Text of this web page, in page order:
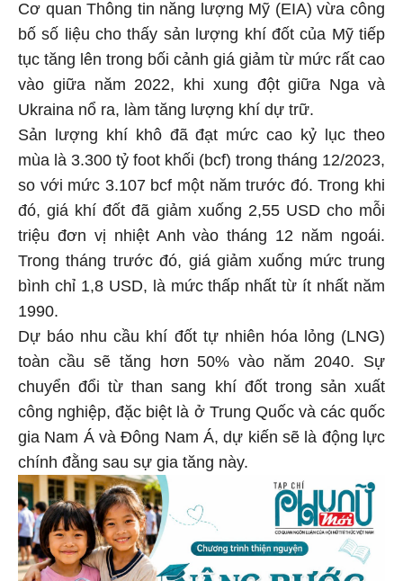
Cơ quan Thông tin năng lượng Mỹ (EIA) vừa công
bố số liệu cho thấy sản lượng khí đốt của Mỹ tiếp
tục tăng lên trong bối cảnh giá giảm từ mức rất cao
vào giữa năm 2022, khi xung đột giữa Nga và
Ukraina nổ ra, làm tăng lượng khí dự trữ.
Sản lượng khí khô đã đạt mức cao kỷ lục theo
mùa là 3.300 tỷ foot khối (bcf) trong tháng 12/2023,
so với mức 3.107 bcf một năm trước đó. Trong khi
đó, giá khí đốt đã giảm xuống 2,55 USD cho mỗi
triệu đơn vị nhiệt Anh vào tháng 12 năm ngoái.
Trong tháng trước đó, giá giảm xuống mức trung
bình chỉ 1,8 USD, là mức thấp nhất từ ít nhất năm
1990.
Dự báo nhu cầu khí đốt tự nhiên hóa lỏng (LNG)
toàn cầu sẽ tăng hơn 50% vào năm 2040. Sự
chuyển đổi từ than sang khí đốt trong sản xuất
công nghiệp, đặc biệt là ở Trung Quốc và các quốc
gia Nam Á và Đông Nam Á, dự kiến sẽ là động lực
chính đằng sau sự gia tăng này.